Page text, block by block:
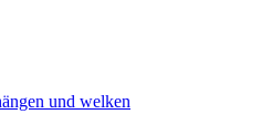
und welken